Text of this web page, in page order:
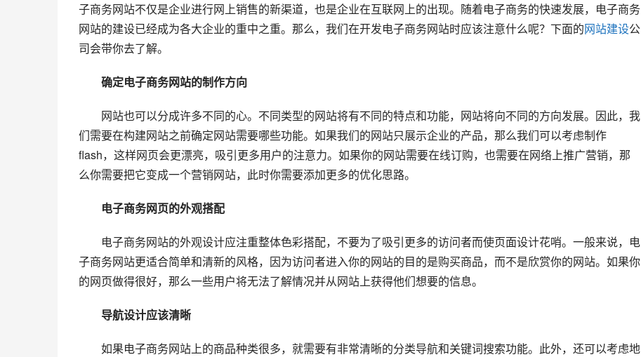
子商务网站不仅是企业进行网上销售的新渠道，也是企业在互联网上的出现。随着电子商务的快速发展，电子商务
网站的建设已经成为各大企业的重中之重。那么，我们在开发电子商务网站时应该注意什么呢？下面的网站建设公
司会带你去了解。
确定电子商务网站的制作方向
网站也可以分成许多不同的心。不同类型的网站将有不同的特点和功能，网站将向不同的方向发展。因此，我
们需要在构建网站之前确定网站需要哪些功能。如果我们的网站只展示企业的产品，那么我们可以考虑制作
flash，这样网页会更漂亮，吸引更多用户的注意力。如果你的网站需要在线订购，也需要在网络上推广营销，那
么你需要把它变成一个营销网站，此时你需要添加更多的优化思路。
电子商务网页的外观搭配
电子商务网站的外观设计应注重整体色彩搭配，不要为了吸引更多的访问者而使页面设计花哨。一般来说，电
子商务网站更适合简单和清新的风格，因为访问者进入你的网站的目的是购买商品，而不是欣赏你的网站。如果你
的网页做得很好，那么一些用户将无法了解情况并从网站上获得他们想要的信息。
导航设计应该清晰
如果电子商务网站上的商品种类很多，就需要有非常清晰的分类导航和关键词搜索功能。此外，还可以考虑地